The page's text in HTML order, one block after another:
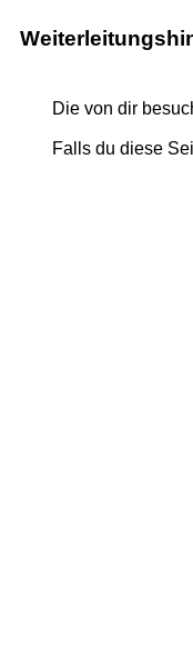
Die von dir
Falls du diese